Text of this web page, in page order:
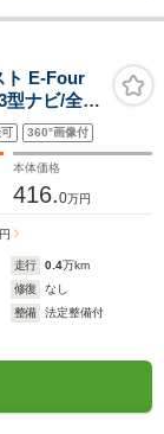
ト E-Four
ナビ/全方
ー/ワイヤ
ーション/
システ
360°画像付
本体価格
416.0万円
円
走行 0.4万km
修復
なし
整備
法定整備付